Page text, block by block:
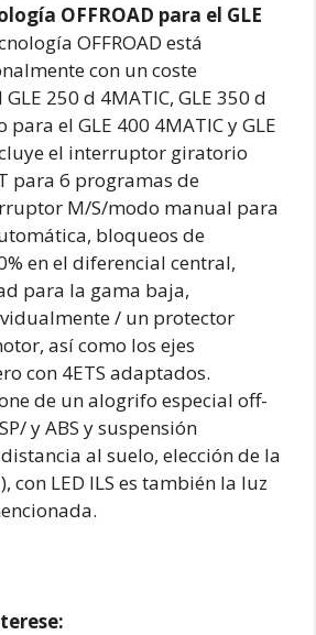
OFFROAD para el GLE
OFFROAD está
con un coste
250 d 4MATIC, GLE 350 d
para el GLE 400 4MATIC y GLE
el interruptor giratorio
para 6 programas de
M/S/modo manual para
bloqueos de
en el diferencial central,
para la gama baja,
/ un protector
así como los ejes
con 4ETS adaptados.
de un alogrifo especial off-
y ABS y suspensión
al suelo, elección de la
con LED ILS es también la luz